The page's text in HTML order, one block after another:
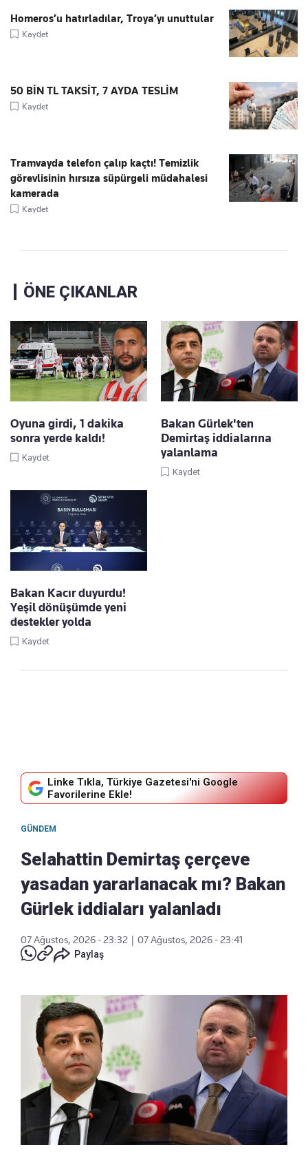
Homeros’u hatırladılar, Troya’yı unuttular
Kaydet
50 BİN TL TAKSİT, 7 AYDA TESLİM
Kaydet
Tramvayda telefon çalıp kaçtı! Temizlik
görevlisinin hırsıza süpürgeli müdahalesi
kamerada
Kaydet
ÖNE ÇIKANLAR
Oyuna girdi, 1 dakika
sonra yerde kaldı!
Kaydet
Bakan Gürlek'ten
Demirtaş iddialarına
yalanlama
Kaydet
Bakan Kacır duyurdu!
Yeşil dönüşümde yeni
destekler yolda
Kaydet
Linke Tıkla, Türkiye Gazetesi'ni Google
Favorilerine Ekle!
GÜNDEM
Selahattin Demirtaş çerçeve
yasadan yararlanacak mı? Bakan
Gürlek iddiaları yalanladı
07 Ağustos, 2026 - 23:32
07 Ağustos, 2026 - 23:41
Paylaş